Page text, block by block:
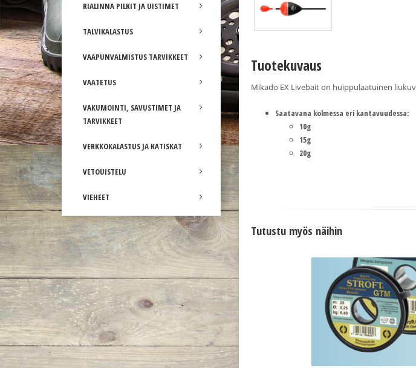
RIALINNA PILKIT JA UISTIMET
TALVIKALASTUS
VAAPUNVALMISTUS TARVIKKEET
VAATETUS
VAKUMOINTI, SAVUSTIMET JA
TARVIKKEET
VERKKOKALASTUS JA KATISKAT
VETOUISTELU
VIEHEET
Tuotekuvaus
Mikado EX Livebait on huippulaatuinen
Saatavana kolmessa eri kantavuudessa:
10g
15g
20g
Tutustu myös näihin